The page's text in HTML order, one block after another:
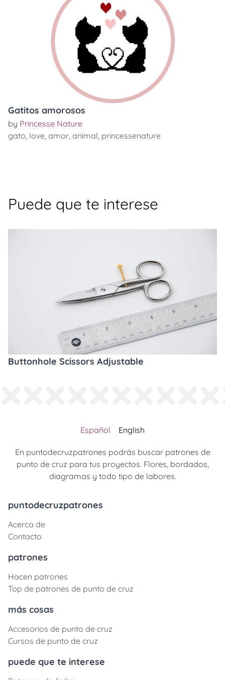
Gatitos amorosos
by Princesse Nature
gato, love, amor, animal, princessenature
Puede que te interese
Buttonhole Scissors Adjustable
Español English
En puntodecruzpatrones podrás buscar patrones de
punto de cruz para tus proyectos. Flores, bordados,
diagramas y todo tipo de labores.
puntodecruzpatrones
Acerca de
Contacto
patrones
Hacen patrones
Top de patrones de punto de cruz
más cosas
Accesorios de punto de cruz
Cursos de punto de cruz
puede que te interese